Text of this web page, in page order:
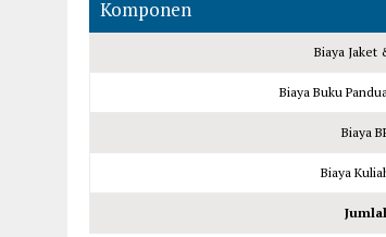
Komponen
Biaya Jaket
Biaya Buku
Biaya
Biaya